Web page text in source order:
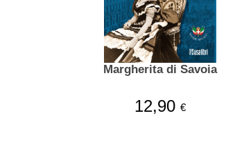
Margherita di Savoia
12,90€